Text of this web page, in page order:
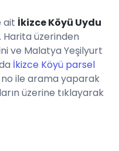
ait İkizce Köyü Uydu
üzerinden
ve Malatya Yeşilyurt
İkizce Köyü parsel
ile arama yaparak
üzerine tıklayarak